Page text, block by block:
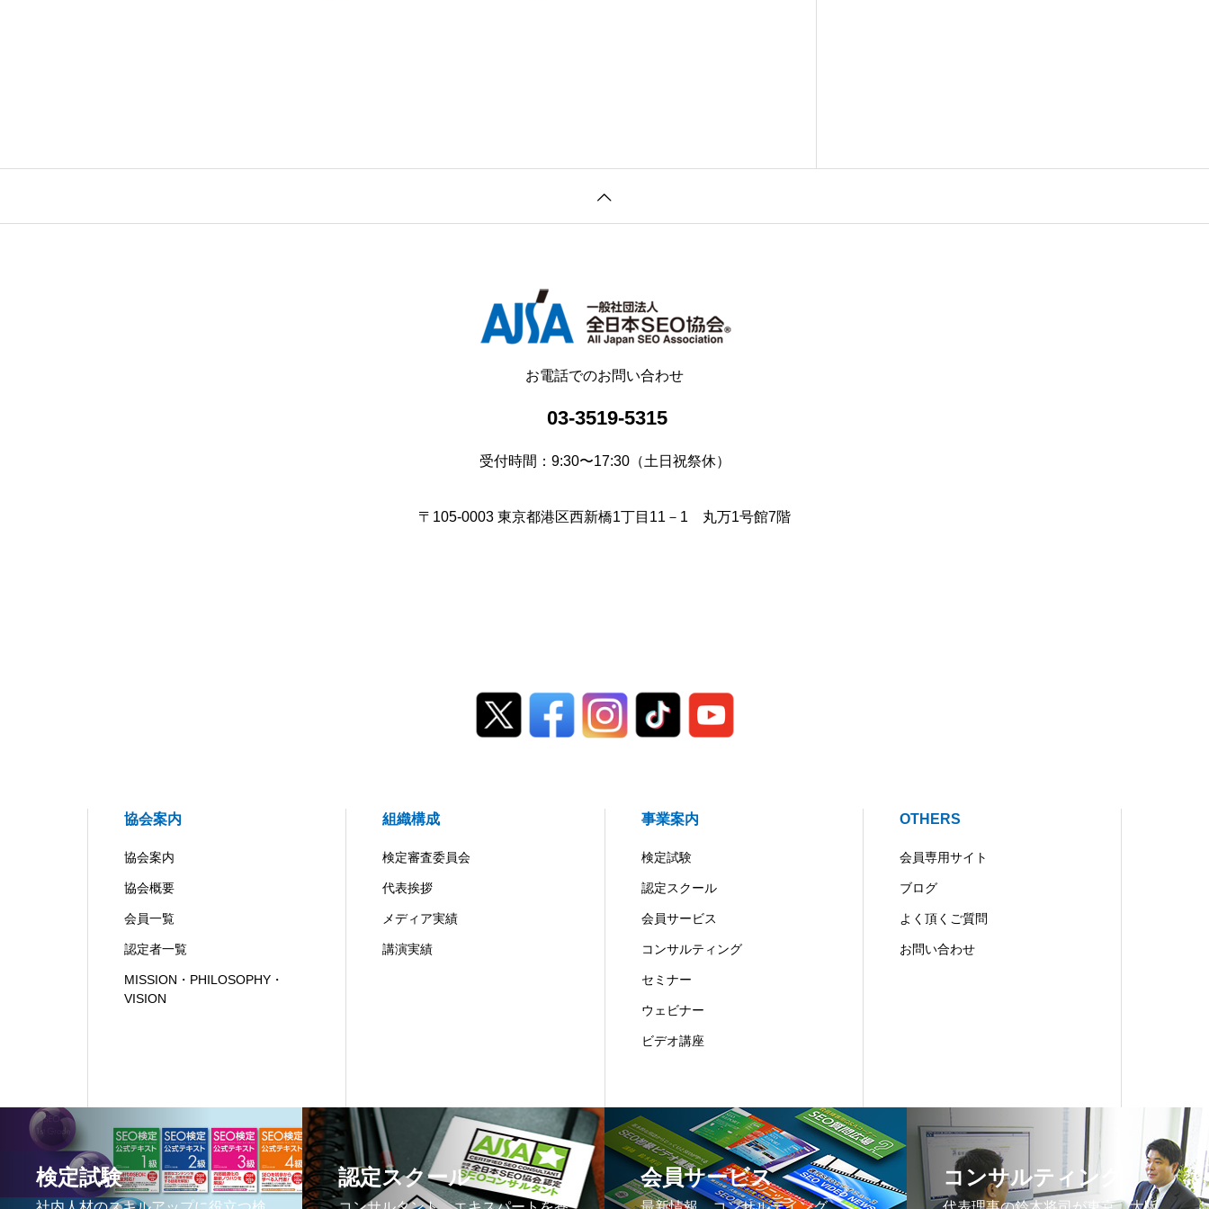
お電話でのお問い合わせ
03-3519-5315
受付時間：9:30〜17:30（土日祝祭休）
〒105-0003 東京都港区西新橋1丁目11－1 丸万1号館7階
協会案内
協会案内
協会概要
会員一覧
認定者一覧
MISSION・PHILOSOPHY・
VISION
組織構成
検定審査委員会
代表挨拶
メディア実績
講演実績
事業案内
検定試験
認定スクール
会員サービス
コンサルティング
セミナー
ウェビナー
ビデオ講座
OTHERS
会員専用サイト
ブログ
よく頂くご質問
お問い合わせ
検定試験
社内人材のスキルアップに役立つ検
認定スクール
コンサルタント、エキスパートを養
会員サービス
最新情報、コンサルテイング、
コンサルティング
代表理事の鈴木将司が東京、大阪、